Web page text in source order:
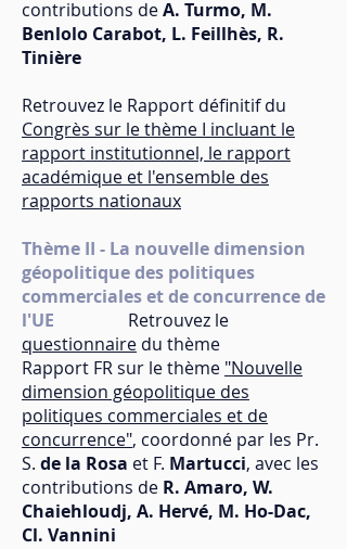
contributions deA. Turmo, M.
Benlolo Carabot, L. Feillhès, R.
Tinière
Retrouvez le Rapport définitif du
Congrès sur le thème I incluant le
rapport institutionnel, le rapport
académique et l'ensemble des
rapports nationaux
Thème II - La nouvelle dimension
géopolitique des politiques
commerciales et de concurrence de
l'UE
Retrouvez le
questionnaire du thème
Rapport FR sur le thème "Nouvelle
dimension géopolitique des
politiques commerciales et de
concurrence", coordonné par les Pr.
S. de la Rosa et F. Martucci, avec les
contributions de R. Amaro, W.
Chaiehloudj, A. Hervé, M. Ho-Dac,
Cl. Vannini